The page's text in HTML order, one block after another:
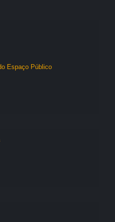
Espaço Público